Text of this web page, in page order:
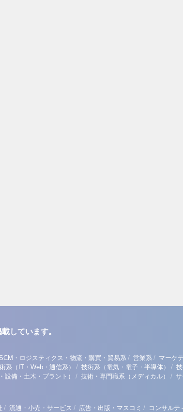
しています。
SCM・ロジスティクス・物流・購買・貿易系 / 営業系 / マーケ
系（IT・Web・通信系） / 技術系（電気・電子・半導体） /
設備・土木・プラント） / 技術・専門職系（メディカル） /
/ 流通・小売・サービス / 広告・出版・マスコミ / コンサルテ